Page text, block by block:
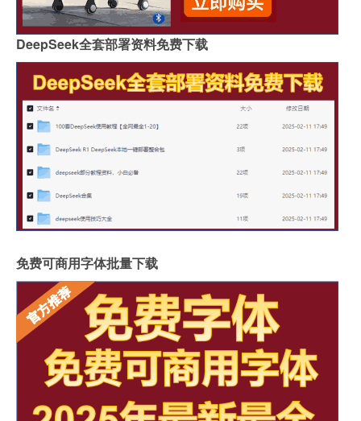
DeepSeek全套部署资料免费下载
免费可商用字体批量下载